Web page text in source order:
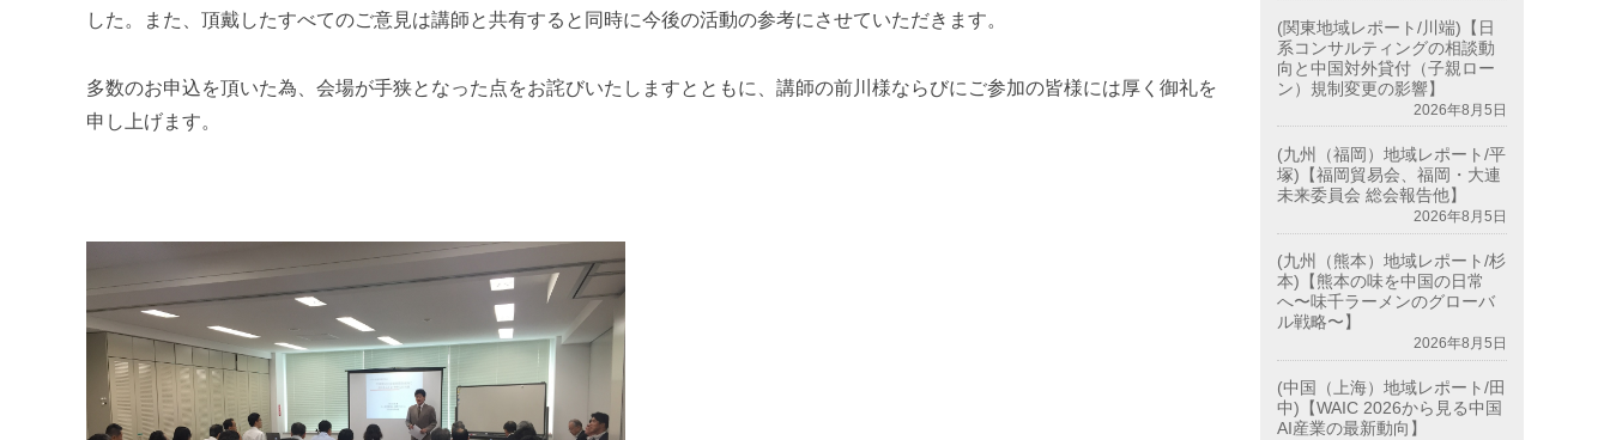
した。
また、頂戴したすべてのご意見は講師と共有すると同時に今後の活動の参考にさせていただきます。
多数のお申込を頂いた為、会場が手狭となった点をお詫びいたしますとともに、講師の前川様ならびにご参加の皆様には厚く御礼を
申し上げます。
(関東地域レポート/川端)【日
系コンサルティングの相談動
向と中国対外貸付（子親ロー
ン）規制変更の影響】
2026年8月5日
(九州（福岡）地域レポート/平
塚)【福岡貿易会、福岡・大連
未来委員会 総会報告他】
2026年8月5日
(九州（熊本）地域レポート/杉
本)【熊本の味を中国の日常
へ〜味千ラーメンのグローバ
ル戦略〜】
2026年8月5日
(中国（上海）地域レポート/田
中)【WAIC 2026から見る中国
AI産業の最新動向】